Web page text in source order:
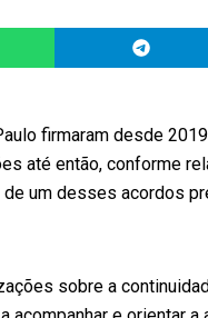
firmaram desde
até então, conforme
um desses acordos
sobre a